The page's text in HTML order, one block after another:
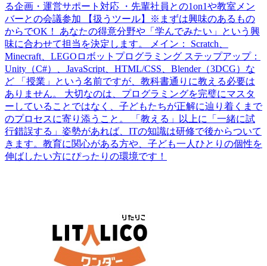
る企画・運営サポート対応 ・先輩社員との1on1や教室メン
バーとの会議参加 【扱うツール】※まずは興味のあるもの
からでOK！ あなたの得意分野や「学んでみたい」という興
味に合わせて担当を決定します。 メイン： Scratch、
Minecraft、LEGOロボットプログラミング ステップアップ：
Unity（C#）、JavaScript、HTML/CSS、Blender（3DCG）な
ど 「授業」という名前ですが、教科書通りに教える必要は
ありません。 大切なのは、プログラミングを完璧にマスタ
ーしていることではなく、子どもたちが正解に辿り着くまで
のプロセスに寄り添うこと。 「教える」以上に「一緒に試
行錯誤する」姿勢があれば、ITの知識は研修で後からついて
きます。教育に関心がある方や、子ども一人ひとりの個性を
伸ばしたい方にぴったりの環境です！